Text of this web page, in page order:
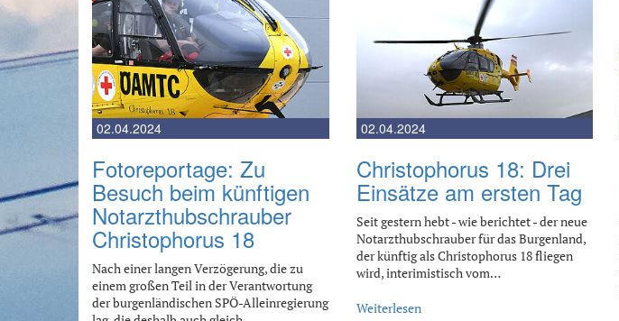
02.04.2024
Fotoreportage: Zu
Besuch beim künftigen
Notarzthubschrauber
Christophorus 18
Nach einer langen Verzögerung, die zu
einem großen Teil in der Verantwortung
der burgenländischen SPÖ-Alleinregierung
02.04.2024
Christophorus 18: Drei
Einsätze am ersten Tag
Seit gestern hebt - wie berichtet - der neue
Notarzthubschrauber für das Burgenland,
der künftig als Christophorus 18 fliegen
wird, interimistisch vom…
Weiterlesen